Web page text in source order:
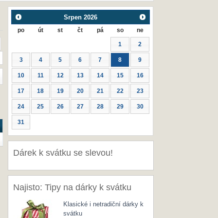
Srpen 2026
po út st čt pá so ne
1 2
3 4 5 6 7 8 9
10 11 12 13 14 15 16
17 18 19 20 21 22 23
24 25 26 27 28 29 30
31
Dárek k svátku se slevou!
Najisto: Tipy na dárky k svátku
Klasické i netradiční dárky k
svátku